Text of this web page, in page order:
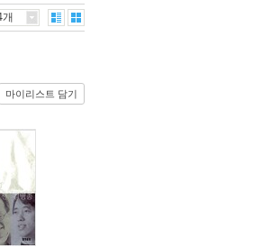
마이리스트 담기